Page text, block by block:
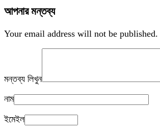
আপনার মন্তব্য
Your email address will not be published.
মন্তব্য লিখুন
নাম
ইমেইল